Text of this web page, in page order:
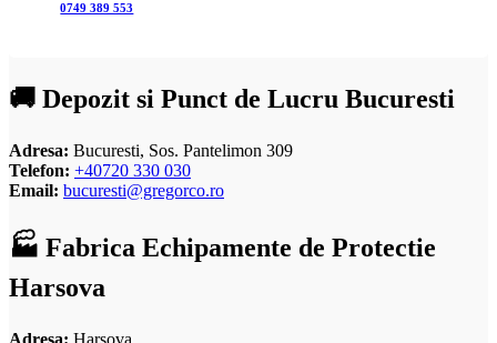
0749 389 553
🚚 Depozit si Punct de Lucru Bucuresti
Adresa: Bucuresti, Sos. Pantelimon 309
Telefon: +40720 330 030
Email: bucuresti@gregorco.ro
🏭 Fabrica Echipamente de Protectie
Harsova
Adresa: Harsova